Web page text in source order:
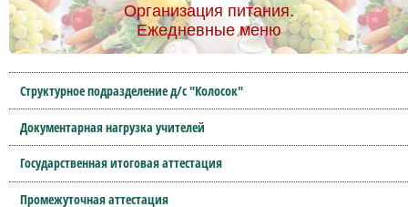
Организация питания.
Ежедневные меню
Структурное подразделение д/с "Колосок"
Документарная нагрузка учителей
Государственная итоговая аттестация
Промежуточная аттестация